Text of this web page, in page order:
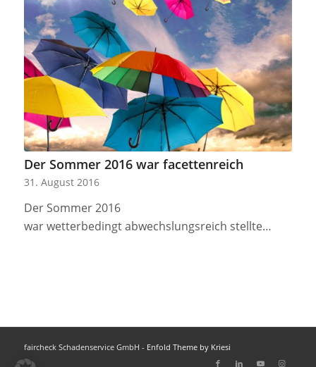
Der Sommer 2016 war facettenreich
31. August 2016
Der Sommer 2016
war wetterbedingt abwechslungsreich stellte…
faircheck Schadenservice GmbH - Enfold Theme by Kriesi